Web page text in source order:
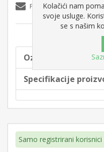
Pošaljite e-mail prijatelju
Oznake proizvoda
Specifikacije
Samo registrirani
Kolačići nam
svoje usluge.
se s našim